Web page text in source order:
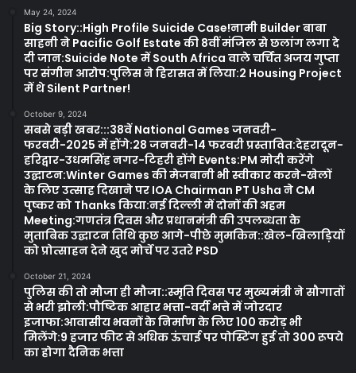
May 24, 2024
Big Story::High Profile Suicide Case!नामी Builder बाबा
साहनी ने Pacific Golf Estate की 8वीं मंजिल से छलांग लगा दे
दी जान:Suicide Note में South Africa वाले चर्चित अजय गुप्ता
पर संगीन आरोप:पुलिस ने हिरासत में लिया:2 Housing Project
में थे Silent Partner!
October 9, 2024
सबसे बड़ी खबर:::38वें National Games जनवरी-
फरवरी-2025 में होंगे:28 जनवरी-14 फरवरी प्रस्तावित:देहरादून-
हरिद्वार-उधमसिंह नगर-टिहरी होंगे Events:PM मोदी करेंगे
उद्घाटन:Winter Games की मेजबानी भी स्वीकार करने-खेलों
के लिए उत्साह दिखाने पर IOA Chairman PT Usha ने CM
पुष्कर को Thanks किया:नई दिल्ली में दोनों की अहम
Meeting:गणतंत्र दिवस और प्रधानमंत्री की उपलब्धता के
मुताबिक उद्घाटन तिथि कुछ आगे-पीछे मुमकिन::खेल-खिलाड़ियों
को प्रोत्साहन देने खुद मोर्चे पर उतरे PSD
October 21, 2024
पुलिस की तो मौजा ही मौजा::स्मृति दिवस पर मुख्यमंत्री ने सौगातों
से भरी झोली:पौष्टिक आहार भत्ता-वर्दी भत्ते में जोरदार
इजाफा:आवासीय भवनों के निर्माण के लिए 100 करोड़ भी
मिलेंगे:9 हजार फीट से अधिक ऊंचाई पर पोस्टिंग हुई तो 300 रूपये
का होगा दैनिक भत्ता